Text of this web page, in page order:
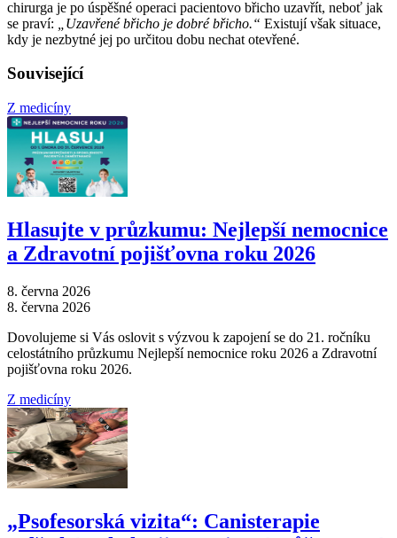
chirurga je po úspěšné operaci pacientovo břicho uzavřít, neboť jak
se praví:
„Uzavřené břicho je dobré břicho.“ Existují však situace,
kdy je nezbytné jej po určitou dobu nechat otevřené.
Související
Z medicíny
Hlasujte v průzkumu: Nejlepší nemocnice
a Zdravotní pojišťovna roku 2026
8. června 2026
8. června 2026
Dovolujeme si Vás oslovit s výzvou k zapojení se do 21. ročníku
celostátního průzkumu Nejlepší nemocnice roku 2026 a Zdravotní
pojišťovna roku 2026.
Z medicíny
„Psofesorská vizita“: Canisterapie